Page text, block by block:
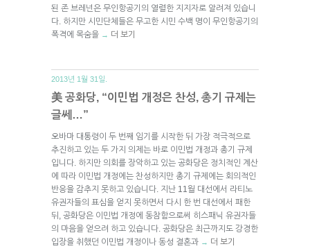
된 존 브레넌은 무인항공기의 열렬한 지지자로 알려져 있습니
다. 하지만 시민단체들은 무고한 시민 수백 명이 무인항공기의
폭격에 목숨을 → 더 보기
2013년 1월 31일.
美 공화당, “이민법 개정은 찬성, 총기 규제는
글쎄…”
오바마 대통령이 두 번째 임기를 시작한 뒤 가장 적극적으로
추진하고 있는 두 가지 의제는 바로 이민법 개정과 총기 규제
입니다. 하지만 의회를 장악하고 있는 공화당은 정치적인 계산
에 따라 이민법 개정에는 찬성하지만 총기 규제에는 회의적인
반응을 감추지 못하고 있습니다. 지난 11월 대선에서 라티노
유권자들의 표심을 얻지 못하면서 다시 한 번 대선에서 패한
뒤, 공화당은 이민법 개정에 동참함으로써 히스패닉 유권자들
의 마음을 얻으려 하고 있습니다. 공화당은 최근까지도 강경한
입장을 취했던 이민법 개정이나 동성 결혼과 → 더 보기